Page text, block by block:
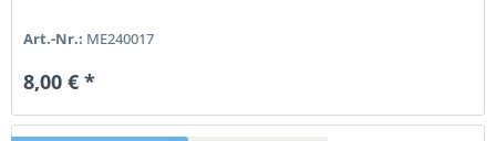
Art.-Nr.: ME240017
8,00 € *